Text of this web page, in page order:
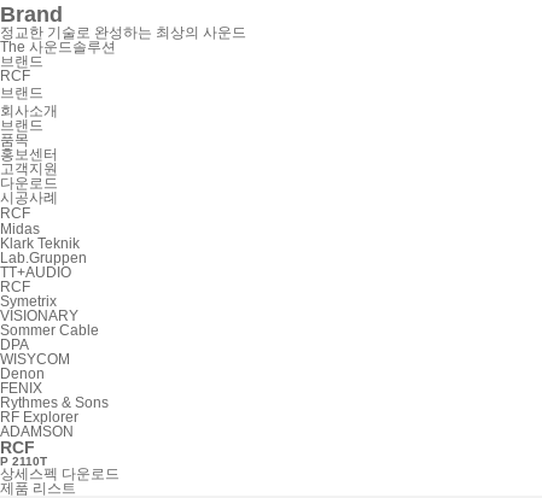
Brand
정교한 기술로 완성하는 최상의 사운드
The 사운드솔루션
브랜드
RCF
브랜드
회사소개
브랜드
품목
홍보센터
고객지원
다운로드
시공사례
RCF
Midas
Klark Teknik
Lab.Gruppen
TT+AUDIO
RCF
Symetrix
VISIONARY
Sommer Cable
DPA
WISYCOM
Denon
FENIX
Rythmes & Sons
RF Explorer
ADAMSON
RCF
P 2110T
상세스펙 다운로드
제품 리스트